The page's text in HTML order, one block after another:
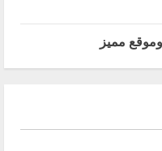
مميز